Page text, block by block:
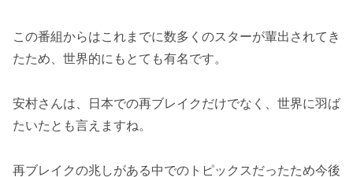
この番組からはこれまでに数多くのスターが輩出されてき
たため、世界的にもとても有名です。
安村さんは、日本での再ブレイクだけでなく、世界に羽ば
たいたとも言えますね。
再ブレイクの兆しがある中でのトピックスだったため今後